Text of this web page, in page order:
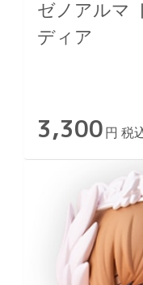
ゼノアルマ
ディア
3,300 円 税